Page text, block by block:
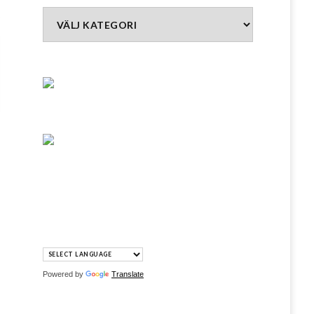
Kategorier
Powered by Translate